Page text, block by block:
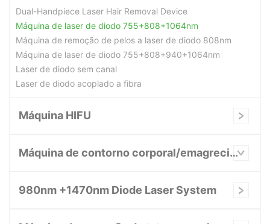
Dual-Handpiece Laser Hair Removal Device
Máquina de laser de diodo 755+808+1064nm
Máquina de remoção de pelos a laser de diodo 808nm
Máquina de laser de diodo 755+808+940+1064nm
Laser de diodo sem canal
Laser de diodo acoplado a fibra
Máquina HIFU
Máquina de contorno corporal/emagrecimento
980nm +1470nm Diode Laser System